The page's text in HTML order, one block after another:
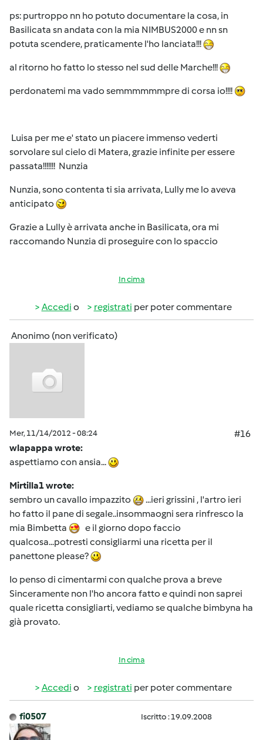
ps: purtroppo nn ho potuto documentare la cosa, in
Basilicata sn andata con la mia NIMBUS2000 e nn sn
potuta scendere, praticamente l'ho lanciata!!!
al ritorno ho fatto lo stesso nel sud delle Marche!!!
perdonatemi ma vado semmmmmmpre di corsa io!!!!
Luisa per me e' stato un piacere immenso vederti
sorvolare sul cielo di Matera, grazie infinite per essere
passata!!!!!!! Nunzia
Nunzia, sono contenta ti sia arrivata, Lully me lo aveva
anticipato
Grazie a Lully è arrivata anche in Basilicata, ora mi
raccomando Nunzia di proseguire con lo spaccio
In cima
Accedi o registrati per poter commentare
Anonimo (non verificato)
Mer, 11/14/2012 - 08:24
#16
wlapappa wrote:
aspettiamo con ansia...
Mirtilla1 wrote:
sembro un cavallo impazzito
...ieri grissini , l'artro ieri
ho fatto il pane di segale..insommaogni sera rinfresco la
mia Bimbetta
e il giorno dopo faccio
qualcosa...potresti consigliarmi una ricetta per il
panettone please?
Io penso di cimentarmi con qualche prova a breve
Sinceramente non l'ho ancora fatto e quindi non saprei
quale ricetta consigliarti, vediamo se qualche bimbyna ha
già provato.
In cima
Accedi o registrati per poter commentare
fi0507 Iscritto : 19.09.2008